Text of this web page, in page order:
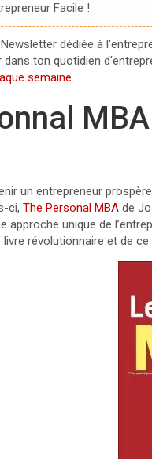
Facile !
dédiée à
dans ton quotidien
semaine
MBA
un entrepreneur
ci,The Personal MBAde
approche unique de
révolutionnaire et de